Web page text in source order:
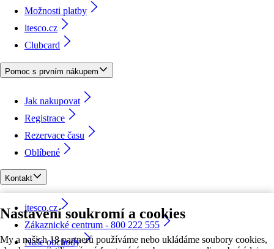
Nastavení soukromí a cookies
My a našich 18 partnerů používáme nebo ukládáme soubory cookies,
Možnosti platby
itesco.cz
Clubcard
Pomoc s prvním nákupem
Jak nakupovat
Registrace
Rezervace času
Oblíbené
Kontakt
itesco.cz
Zákaznické centrum - 800 222 555
Naše obchody